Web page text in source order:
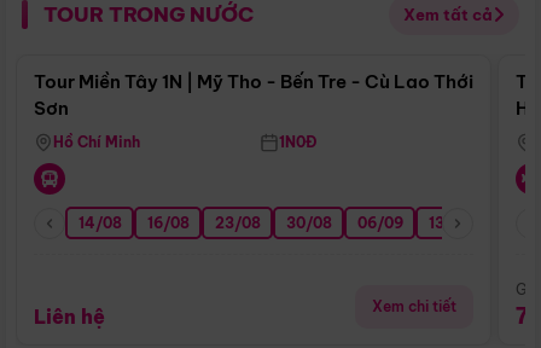
TOUR TRONG NƯỚC Xem tất cả
Điểm nổi bật
Tour Miền Tây 1N | Mỹ Tho - Bến Tre - Cù Lao Thới
Sơn
Hồ Chí Minh 1N0Đ
14/08 16/08 23/08 30/08 06/09 13/09
Liên hệ Xem chi tiết